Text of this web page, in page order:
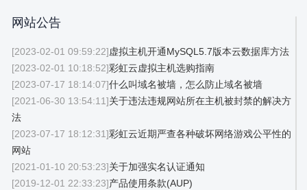
网站公告
[2023-02-01 09:59:22]虚拟主机开通MySQL5.7版本云数据库方法
[2023-02-01 10:18:52]彩虹云虚拟主机选购指南
[2023-07-17 18:14:07]什么叫域名被墙，怎么防止域名被墙
[2021-06-30 13:54:11]关于违法违规网站所在主机被封禁的解决方
法
[2023-07-17 18:12:31]彩虹云近期严查各种破坏网络游戏公平性的
网站
[2021-01-10 20:53:23]关于加强实名认证通知
[2019-12-01 22:33:23]产品使用条款(AUP)